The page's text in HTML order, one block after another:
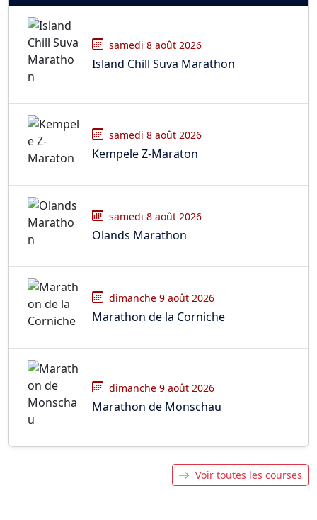
samedi 8 août 2026
Island Chill Suva Marathon
samedi 8 août 2026
Kempele Z-Maraton
samedi 8 août 2026
Olands Marathon
dimanche 9 août 2026
Marathon de la Corniche
dimanche 9 août 2026
Marathon de Monschau
Voir toutes les courses